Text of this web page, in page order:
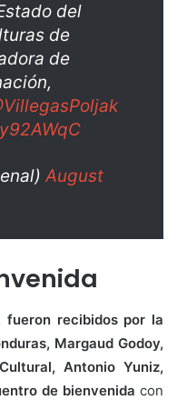
del
de
de
August
fueron recibidos por la
Margaud Godoy,
Antonio Yuniz,
de bienvenida con